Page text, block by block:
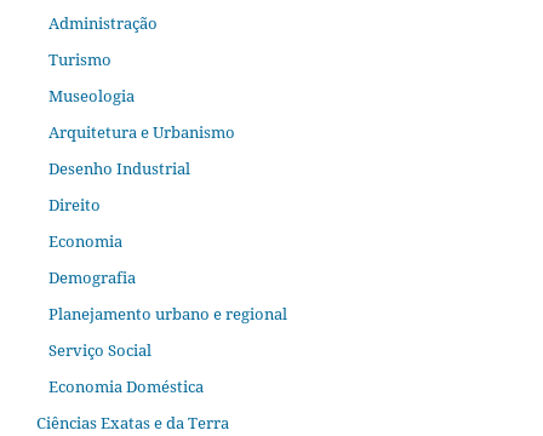
Administração
Turismo
Museologia
Arquitetura e Urbanismo
Desenho Industrial
Direito
Economia
Demografia
Planejamento urbano e regional
Serviço Social
Economia Doméstica
Ciências Exatas e da Terra